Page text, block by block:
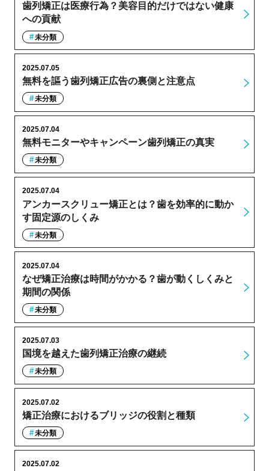
歯列矯正は医療行為？美容目的だけではない健康
への貢献
未分類
無料を謳う歯列矯正広告の裏側と注意点
2025.07.05
未分類
無料モニターやキャンペーン歯列矯正の真実
2025.07.04
未分類
アンカースクリュー矯正とは？歯を効率的に動か
す固定源のしくみ
2025.07.04
未分類
なぜ矯正治療は時間がかかる？歯が動くしくみと
期間の関係
2025.07.04
未分類
国境を越えた歯列矯正治療の継続
2025.07.03
未分類
矯正治療におけるブリッジの役割と種類
2025.07.02
未分類
2025.07.02